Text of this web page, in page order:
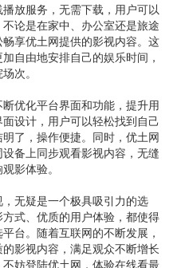
放服务，无需下载，用户可以
论是在家中、办公室还是旅途
享优土网提供的影视内容。这
自由地安排自己的娱乐时间，
次。
优化平台界面和功能，提升用
设计，用户可以轻松找到自己
了，操作便捷。同时，优土网
备上同步观看影视内容，无缝
影体验。
无疑是一个极具吸引力的选
式、优质的用户体验，都使得
台。随着互联网的不断发展，
影视内容，满足观众不断增长
妨登陆优土网，体验在线看最